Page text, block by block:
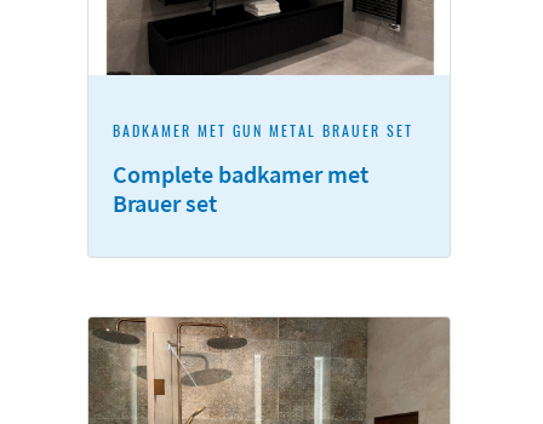
BADKAMER MET GUN METAL BRAUER SET
Complete badkamer met
Brauer set